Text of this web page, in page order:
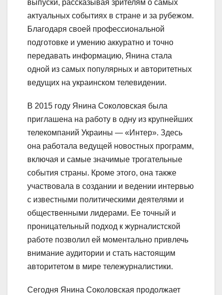
выпуски, рассказывая зрителям о самых
актуальных событиях в стране и за рубежом.
Благодаря своей профессиональной
подготовке и умению аккуратно и точно
передавать информацию, Янина стала
одной из самых популярных и авторитетных
ведущих на украинском телевидении.
В 2015 году Янина Соколовская была
приглашена на работу в одну из крупнейших
телекомпаний Украины — «Интер». Здесь
она работала ведущей новостных программ,
включая и самые значимые трогательные
события страны. Кроме этого, она также
участвовала в создании и ведении интервью
с известными политическими деятелями и
общественными лидерами. Ее точный и
проницательный подход к журналистской
работе позволил ей моментально привлечь
внимание аудитории и стать настоящим
авторитетом в мире тележурналистики.
Сегодня Янина Соколовская продолжает